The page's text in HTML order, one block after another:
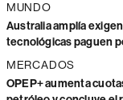
MUNDO
Australia amplía
tecnológicas paguen
MERCADOS
OPEP+ aumenta